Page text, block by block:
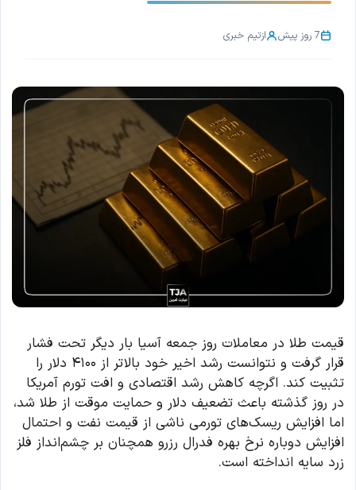
7 روز پیش ازتیم خبری
قیمت طلا در معاملات روز جمعه آسیا بار دیگر تحت فشار
قرار گرفت و نتوانست رشد اخیر خود بالاتر از ۴۱۰۰ دلار را
تثبیت کند. اگرچه کاهش رشد اقتصادی و افت تورم آمریکا
در روز گذشته باعث تضعیف دلار و حمایت موقت از طلا شد،
اما افزایش ریسک‌های تورمی ناشی از قیمت نفت و احتمال
افزایش دوباره نرخ بهره فدرال رزرو همچنان بر چشم‌انداز فلز
زرد سایه انداخته است.